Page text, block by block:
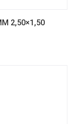
2,50×1,50